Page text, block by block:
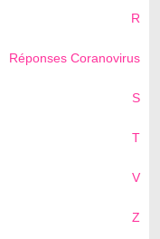
R
Réponses Coranovirus
S
T
V
Z